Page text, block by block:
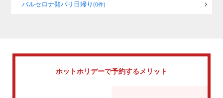
バルセロナ発パリ日帰り(0件)
ホットホリデーで予約するメリット